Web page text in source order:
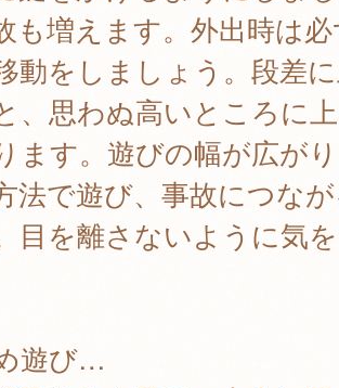
も増えます。外出時は
動をしましょう。段差
、思わぬ高いところに
ます。遊びの幅が広が
法で遊び、事故につな
目を離さないように気
遊び…